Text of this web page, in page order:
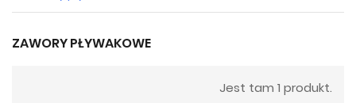
ZAWORY PŁYWAKOWE
Jest tam 1 produkt.